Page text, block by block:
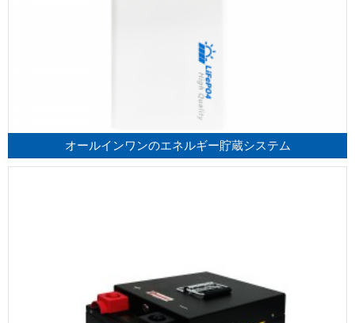
オールインワンのエネルギー貯蔵システム